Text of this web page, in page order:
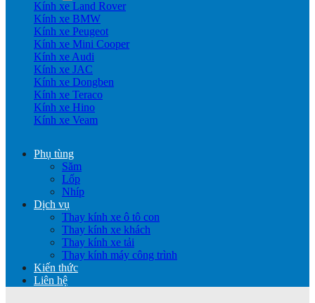
Kính xe Land Rover
Kính xe BMW
Kính xe Peugeot
Kính xe Mini Cooper
Kính xe Audi
Kính xe JAC
Kính xe Dongben
Kính xe Teraco
Kính xe Hino
Kính xe Veam
Phụ tùng
Săm
Lốp
Nhíp
Dịch vụ
Thay kính xe ô tô con
Thay kính xe khách
Thay kính xe tải
Thay kính máy công trình
Kiến thức
Liên hệ